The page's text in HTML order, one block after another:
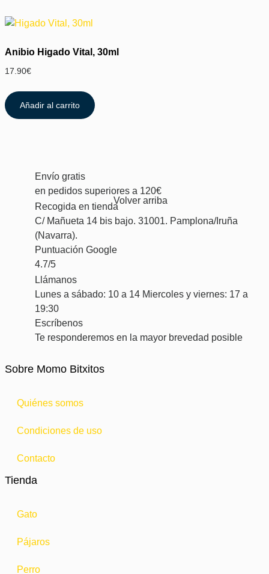
Anibio Higado Vital, 30ml
17.90€
Añadir al carrito
Volver arriba
Envío gratis
en pedidos superiores a 120€
Recogida en tienda
C/ Mañueta 14 bis bajo. 31001. Pamplona/Iruña
(Navarra).
Puntuación Google
4.7/5
Llámanos
Lunes a sábado: 10 a 14 Miercoles y viernes: 17 a
19:30
Escríbenos
Te responderemos en la mayor brevedad posible
Sobre Momo Bitxitos
Quiénes somos
Condiciones de uso
Contacto
Tienda
Gato
Pájaros
Perro